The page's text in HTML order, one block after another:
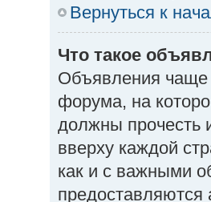
Вернуться к
Что такое
Объявления
форума, на
должны прочесть
вверху каждой
как и с важными
предоставляются